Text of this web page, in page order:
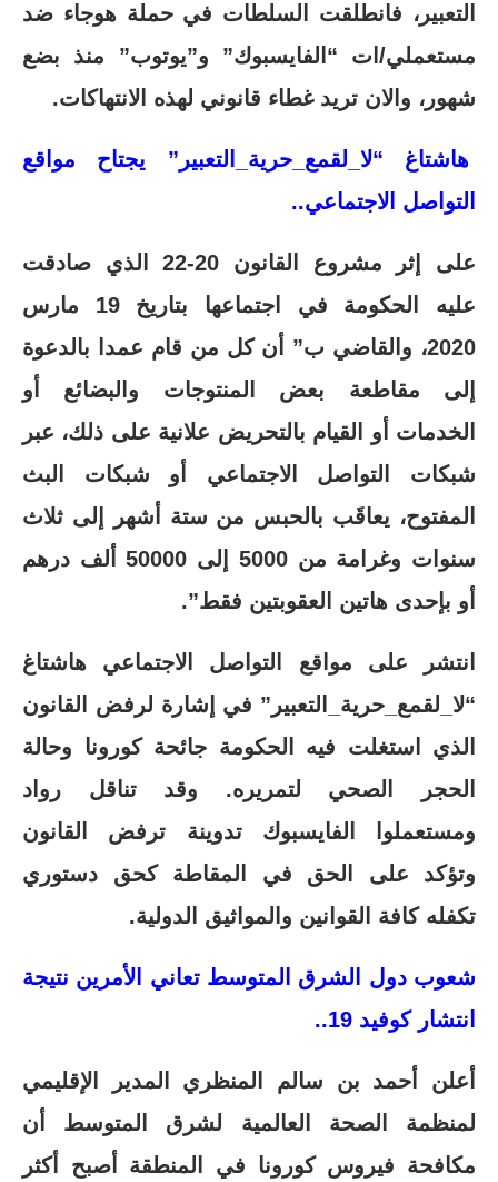
التعبير، فانطلقت السلطات في حملة هوجاء ضد
مستعملي/ات “الفايسبوك” و”يوتوب” منذ بضع
شهور، والان تريد غطاء قانوني لهذه الانتهاكات.
هاشتاغ “لا_لقمع_حرية_التعبير” يجتاح مواقع
التواصل الاجتماعي..
على إثر مشروع القانون 20-22 الذي صادقت
عليه الحكومة في اجتماعها بتاريخ 19 مارس
2020، والقاضي ب” أن كل من قام عمدا بالدعوة
إلى مقاطعة بعض المنتوجات والبضائع أو
الخدمات أو القيام بالتحريض علانية على ذلك، عبر
شبكات التواصل الاجتماعي أو شبكات البث
المفتوح، يعاقَب بالحبس من ستة أشهر إلى ثلاث
سنوات وغرامة من 5000 إلى 50000 ألف درهم
أو بإحدى هاتين العقوبتين فقط”.
انتشر على مواقع التواصل الاجتماعي هاشتاغ
“لا_لقمع_حرية_التعبير” في إشارة لرفض القانون
الذي استغلت فيه الحكومة جائحة كورونا وحالة
الحجر الصحي لتمريره. وقد تناقل رواد
ومستعملوا الفايسبوك تدوينة ترفض القانون
وتؤكد على الحق في المقاطة كحق دستوري
تكفله كافة القوانين والمواثيق الدولية.
شعوب دول الشرق المتوسط تعاني الأمرين نتيجة
انتشار كوفيد 19..
أعلن أحمد بن سالم المنظري المدير الإقليمي
لمنظمة الصحة العالمية لشرق المتوسط أن
مكافحة فيروس كورونا في المنطقة أصبح أكثر